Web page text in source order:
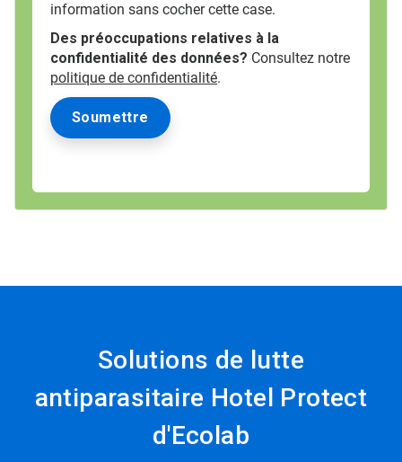
information sans cocher cette case.
Des préoccupations relatives à la
confidentialité des données? Consultez notre
politique de confidentialité.
Solutions de lutte
antiparasitaire Hotel Protect
d'Ecolab